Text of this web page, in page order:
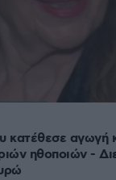
κατέθεσε αγωγή
ηθοποιών -